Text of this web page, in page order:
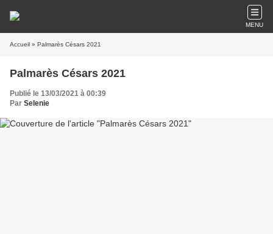
MENU
Accueil » Palmarès Césars 2021
Palmarès Césars 2021
Publié le 13/03/2021 à 00:39
Par Selenie